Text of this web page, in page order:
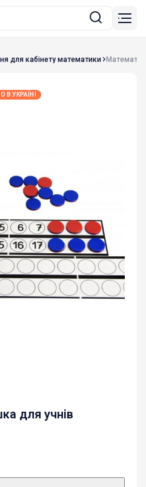
для кабінету математики
В УКРАЇНІ
для учнів